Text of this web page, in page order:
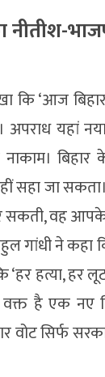
नीतीश-
कि ‘आज
अपराध यहां
सहा जा
सकती, वह आपके
गांधी ने कहा
‘हर हत्या, हर
है एक नए
वोट सिर्फ